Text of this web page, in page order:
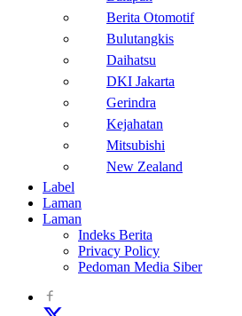
Berita Otomotif
Bulutangkis
Daihatsu
DKI Jakarta
Gerindra
Kejahatan
Mitsubishi
New Zealand
Label
Laman
Laman
Indeks Berita
Privacy Policy
Pedoman Media Siber